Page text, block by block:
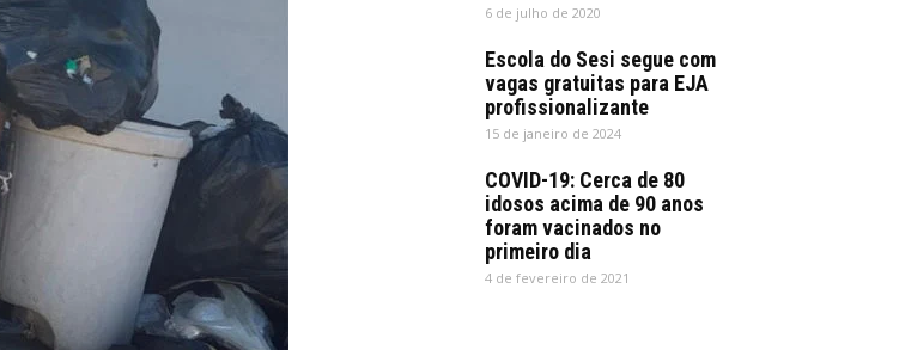
6 de julho de 2020
Escola do Sesi segue com
vagas gratuitas para EJA
profissionalizante
15 de janeiro de 2024
COVID-19: Cerca de 80
idosos acima de 90 anos
foram vacinados no
primeiro dia
4 de fevereiro de 2021